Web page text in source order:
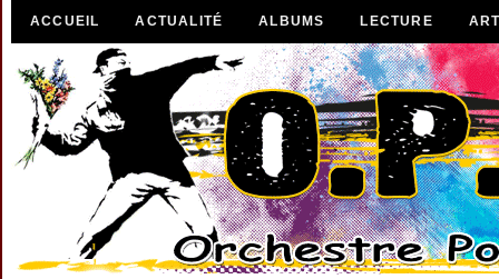
ACCUEIL ACTUALITÉ ALBUMS LECTURE